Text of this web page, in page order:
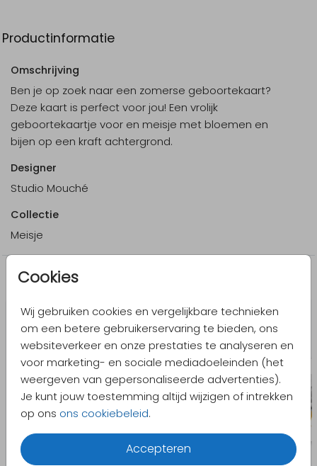
Cookies
Wij gebruiken cookies en vergelijkbare technieken
om een betere gebruikerservaring te bieden, ons
websiteverkeer en onze prestaties te analyseren en
voor marketing- en sociale mediadoeleinden (het
weergeven van gepersonaliseerde advertenties).
Je kunt jouw toestemming altijd wijzigen of intrekken
op ons ons cookiebeleid.
Accepteren
Productinformatie
Omschrijving
Ben je op zoek naar een zomerse geboortekaart?
Deze kaart is perfect voor jou! Een vrolijk
geboortekaartje voor en meisje met bloemen en
bijen op een kraft achtergrond.
Designer
Studio Mouché
Collectie
Meisje
Meer in dezelfde stijl